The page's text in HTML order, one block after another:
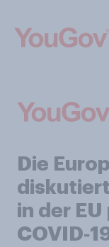
Die
in der